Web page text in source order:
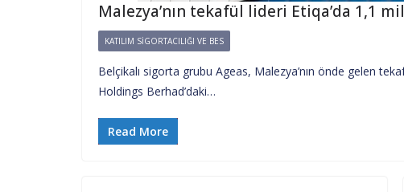
Malezya’nın tekafül lideri Etiqa’da 1,1
KATILIM SIGORTACILIĞI VE BES
Belçikalı sigorta grubu Ageas, Malezya’nın önde gelen
Holdings Berhad’daki…
Read More